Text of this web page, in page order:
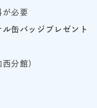
必要
缶バッジプレゼント
分館）